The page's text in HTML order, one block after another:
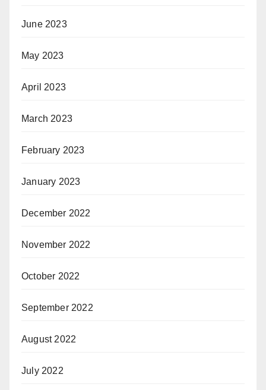
June 2023
May 2023
April 2023
March 2023
February 2023
January 2023
December 2022
November 2022
October 2022
September 2022
August 2022
July 2022